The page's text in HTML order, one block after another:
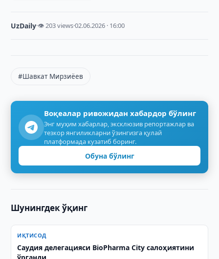
UzDaily·👁 203 views·02.06.2026 · 16:00
#Шавкат Мирзиёев
Воқеалар ривожидан хабардор бўлинг
Энг муҳим хабарлар, эксклюзив репортажлар ва
тезкор янгиликларни ўзингизга қулай
платформада кузатиб боринг.
Обуна бўлинг
Шунингдек ўқинг
ИҚТИСОД
Саудия делегацияси BioPharma City салоҳиятини